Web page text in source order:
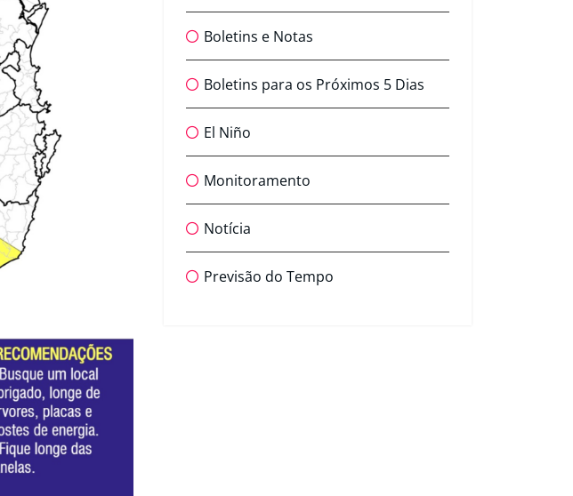
Boletins e Notas
Boletins para os Próximos 5 Dias
El Niño
Monitoramento
Notícia
Previsão do Tempo